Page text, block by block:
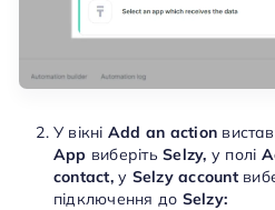
У вікні Add an action
App виберітьSelzy, у полі
contact,у Selzy account
підключення до Selzy: